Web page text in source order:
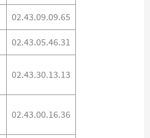
02.43.09.09.65
02.43.05.46.31
02.43.30.13.13
02.43.00.16.36